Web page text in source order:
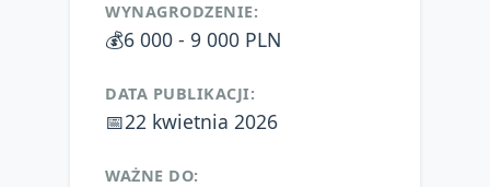
WYNAGRODZENIE:
💰6 000 - 9 000 PLN
DATA PUBLIKACJI:
📅22 kwietnia 2026
WAŻNE DO: